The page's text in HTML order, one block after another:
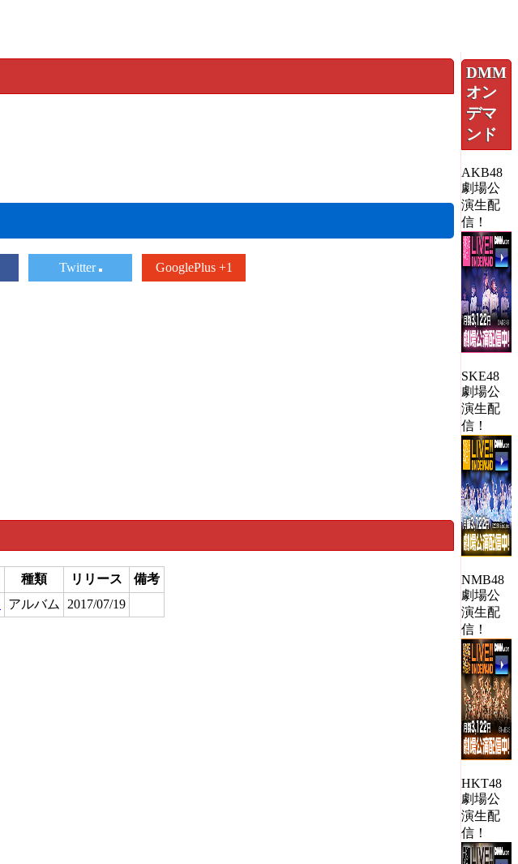
Twitter GooglePlus +1
種類 リリース
備考
アルバム 2017/07/19
DMM
オン
デマ
ンド
AKB48
劇場公
演生配
信！
SKE48
劇場公
演生配
信！
NMB48
劇場公
演生配
信！
HKT48
劇場公
演生配
信！